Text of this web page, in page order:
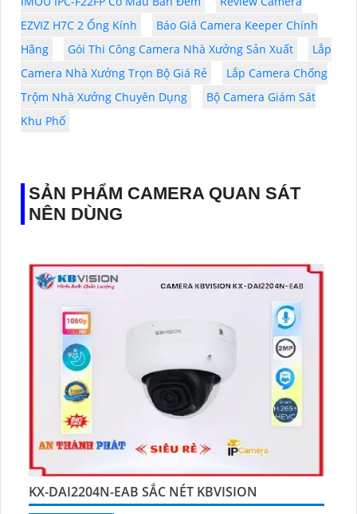
EZVIZ H7C 2 Ống Kính
Báo Giá Camera Keeper Chính
Hãng
Gói Thi Công Camera Nhà Xưởng Sản Xuất
Lắp
Camera Nhà Xưởng Trọn Bộ Giá Rẻ
Lắp Camera Chống
Trộm Nhà Xưởng Chuyên Dụng
Bộ Camera Giám Sát
Khu Phố
SẢN PHẨM CAMERA QUAN SÁT
NÊN DÙNG
KX-DAI2204N-EAB SẮC NÉT KBVISION